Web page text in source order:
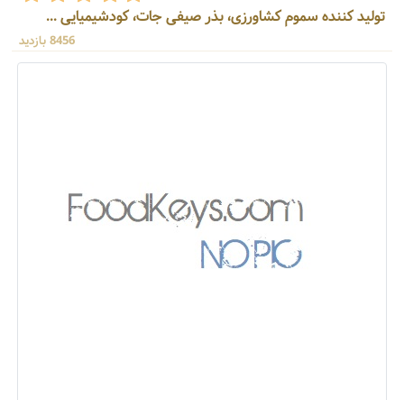
تولید کننده سموم کشاورزی، بذر صیفی جات، کودشیمیایی ...
8456 بازدید